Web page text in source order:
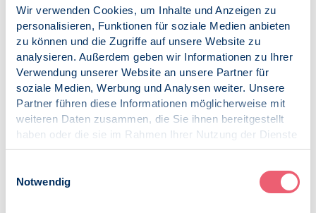
Wir verwenden Cookies, um Inhalte und Anzeigen zu
personalisieren, Funktionen für soziale Medien anbieten
zu können und die Zugriffe auf unsere Website zu
analysieren. Außerdem geben wir Informationen zu Ihrer
Verwendung unserer Website an unsere Partner für
soziale Medien, Werbung und Analysen weiter. Unsere
Partner führen diese Informationen möglicherweise mit
weiteren Daten zusammen, die Sie ihnen bereitgestellt
haben oder die sie im Rahmen Ihrer Nutzung der Dienste
gesammelt haben.
Notwendig
pollmann@bdp-bayern.de
Anmeldung
via E-Mail
freier Eintritt
ja
iCalendar
Termin exportieren